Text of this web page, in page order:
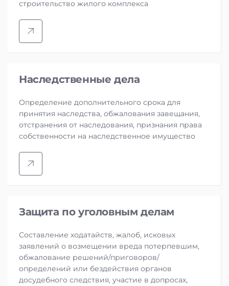
строительство жилого комплекса
Наследственные дела
Определение дополнительного срока для
принятия наследства, обжалования завещания,
отстранения от наследования, признания права
собственности на наследственное имущество
Защита по уголовным делам
Составление ходатайств, жалоб, исковых
заявлений о возмещении вреда потерпевшим,
обжалование решений/приговоров/
определений или бездействия органов
досудебного следствия, участие в допросах,